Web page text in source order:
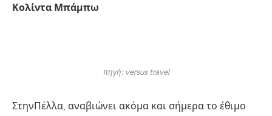
Κολίντα Μπάμπω
πηγή: versus travel
ΣτηνΠέλλα, αναβιώνει ακόμα και σήμερα το έθιμο